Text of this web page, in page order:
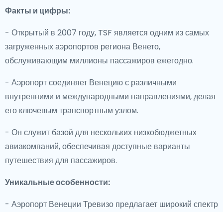
Факты и цифры:
- Открытый в 2007 году, TSF является одним из самых
загруженных аэропортов региона Венето,
обслуживающим миллионы пассажиров ежегодно.
- Аэропорт соединяет Венецию с различными
внутренними и международными направлениями, делая
его ключевым транспортным узлом.
- Он служит базой для нескольких низкобюджетных
авиакомпаний, обеспечивая доступные варианты
путешествия для пассажиров.
Уникальные особенности:
- Аэропорт Венеции Тревизо предлагает широкий спектр